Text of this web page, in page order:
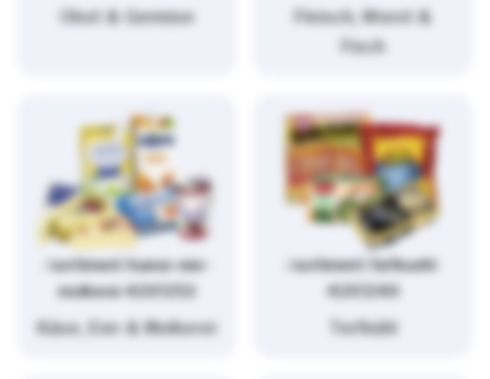
Obst & Gemüse
Fleisch, Wurst &
Fisch
/sortiment/kaese-eier-
molkerei-4261253
Käse, Eier & Molkerei
/sortiment/tiefkuehl-
4261249
Tiefkühl